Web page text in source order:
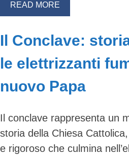
READ MORE
Il Conclave:
le elettrizzanti
nuovo Papa
Il conclave rappresenta un
storia della Chiesa
e rigoroso che culmina